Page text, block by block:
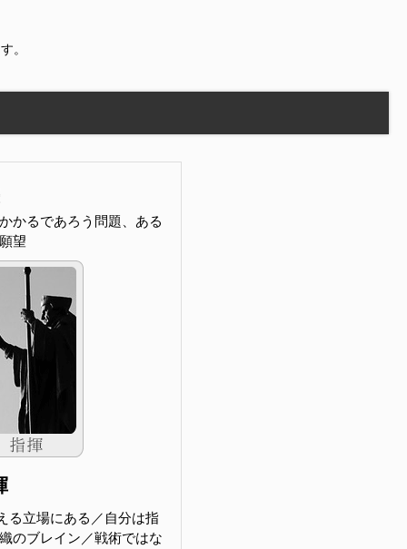
。
かるであろう問題、ある
望
る立場にある／自分は指
のブレイン／戦術ではな